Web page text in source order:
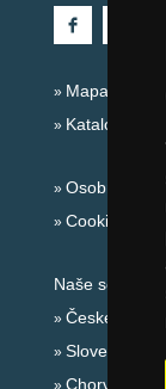
Mapa
Katalog
Osobní údaje
Cookies
Naše servery:
České hory
Slovenské
Chorvatsko